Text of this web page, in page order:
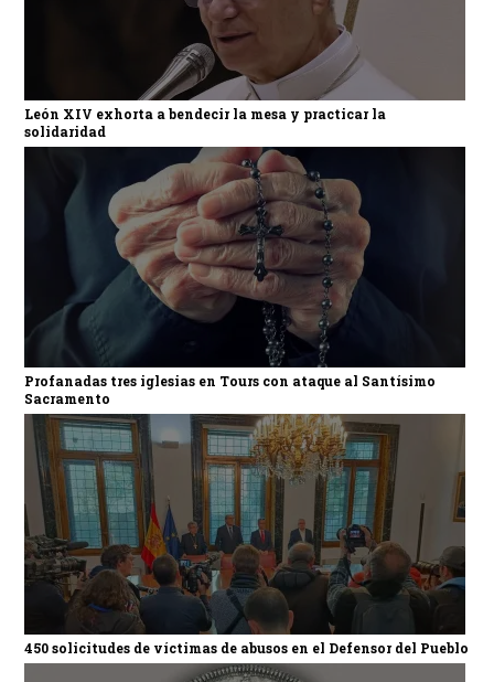
León XIV exhorta a bendecir la mesa y practicar la
solidaridad
Profanadas tres iglesias en Tours con ataque al Santísimo
Sacramento
450 solicitudes de víctimas de abusos en el Defensor del Pueblo